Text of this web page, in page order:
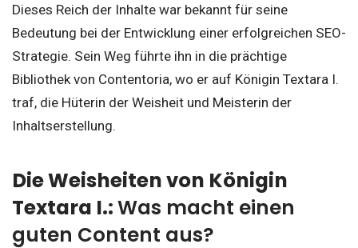
Dieses Reich der Inhalte war bekannt für seine
Bedeutung bei der Entwicklung einer erfolgreichen SEO-
Strategie. Sein Weg führte ihn in die prächtige
Bibliothek von Contentoria, wo er auf Königin Textara I.
traf, die Hüterin der Weisheit und Meisterin der
Inhaltserstellung.
Die Weisheiten von Königin
Textara I.:Was macht einen
guten Content aus?